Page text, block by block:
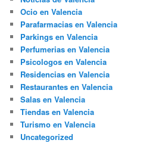
Ocio en Valencia
Parafarmacias en Valencia
Parkings en Valencia
Perfumerias en Valencia
Psicologos en Valencia
Residencias en Valencia
Restaurantes en Valencia
Salas en Valencia
Tiendas en Valencia
Turismo en Valencia
Uncategorized